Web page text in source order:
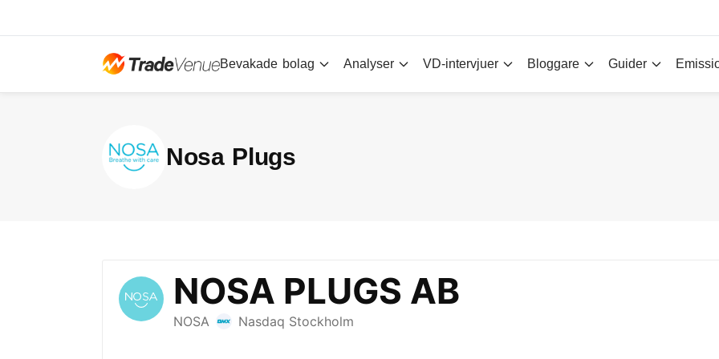
Bevakade bolag Analyser VD-intervjuer Bloggare Guider
Nosa Plugs